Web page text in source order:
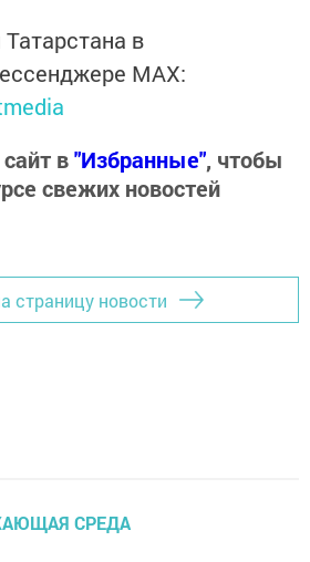
в
MАХ:
в"Избранные", чтобы
свежих новостей
страницу новости
СРЕДА